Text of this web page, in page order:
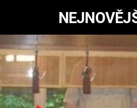
RYCHLE A
ZBĚSILE 10
PREDÁTOR